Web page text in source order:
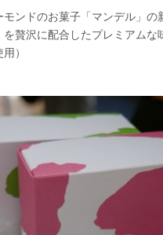
ンドのお菓子「マンデル」の
贅沢に配合したプレミアムな
）